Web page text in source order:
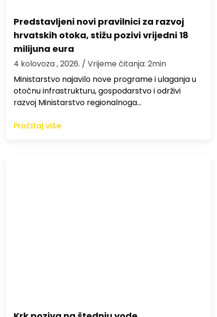
Predstavljeni novi pravilnici za razvoj
hrvatskih otoka, stižu pozivi vrijedni 18
milijuna eura
4 kolovoza , 2026. / Vrijeme čitanja: 2min
Ministarstvo najavilo nove programe i ulaganja u
otočnu infrastrukturu, gospodarstvo i održivi
razvoj Ministarstvo regionalnoga…
Pročitaj više